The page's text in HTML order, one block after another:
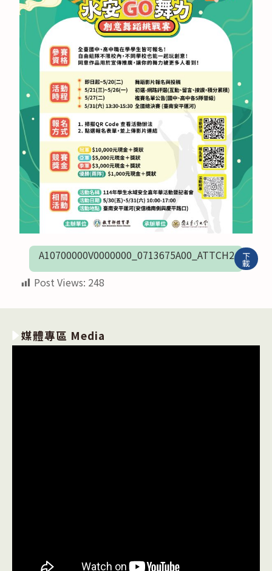
A10700000V0000000_0713675A00_ATTCH2 下
載
Post Views: 248
媒體專區 Media